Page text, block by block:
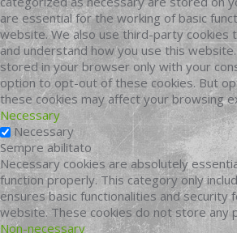
are essential for the working of basic
website. We also use third-party cookies
and understand how you use this
stored in your browser only with your
option to opt-out of these cookies. But
these cookies may affect your browsing
Necessary
Necessary
Sempre abilitato
Necessary cookies are absolutely
function properly. This category only
ensures basic functionalities and security
website. These cookies do not store any
Non-necessary